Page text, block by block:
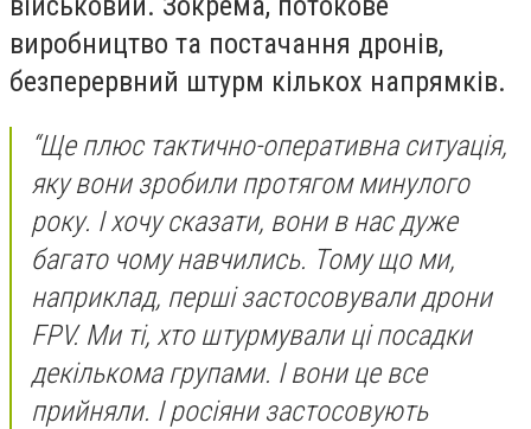
виробництво та постачання дронів,
безперервний штурм кількох напрямків.
“Ще плюс тактично-оперативна ситуація,
яку вони зробили протягом минулого
року. І хочу сказати, вони в нас дуже
багато чому навчились. Тому що ми,
наприклад, перші застосовували дрони
FPV. Ми ті, хто штурмували ці посадки
декількома групами. І вони це все
прийняли. І росіяни застосовують